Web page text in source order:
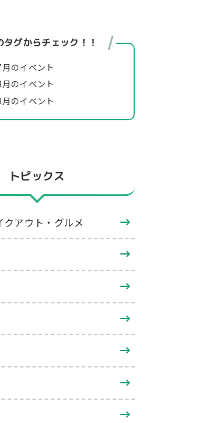
タグからチェック！！
のイベント
のイベント
のイベント
トピックス
クアウト・グルメ